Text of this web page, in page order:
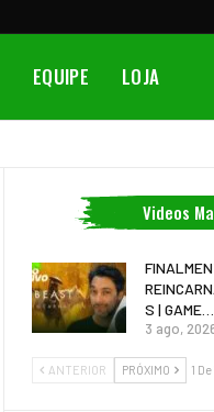
EQUIPE LOJA
Videos
S | GAME…
3 ago,
ANTERIOR PRÓXIMO 1